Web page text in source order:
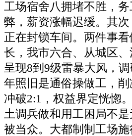
工场宿舍八拥堵不胜，
弊，薪资涨幅迟缓。其
正在封锁车间。两件事
长，我市六合、从城区
呈现8到9级雷暴大风，
年照旧是通俗操做工，
冲破2:1，权益界定恍惚
土调兵做和用工困局不
被当众。大都制制工场